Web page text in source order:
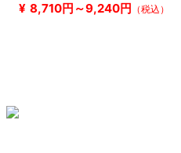
¥ 8,710円～9,240円 （税込）